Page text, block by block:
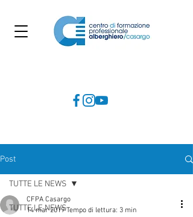
Post
TUTTE LE NEWS
TUTTE LE NEWS
CFPA Casargo
14 mar 2019 Tempo di lettura: 3 min